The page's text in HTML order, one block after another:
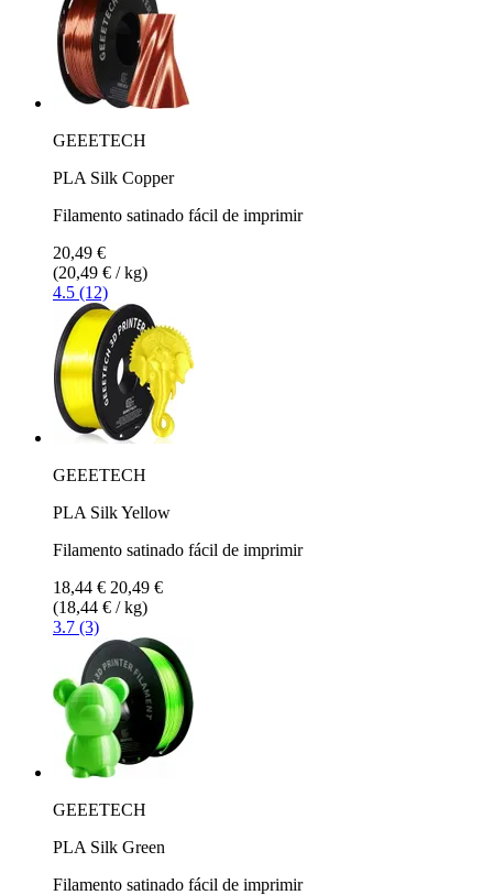
GEEETECH
PLA Silk Copper
Filamento satinado fácil de imprimir
20,49 €
(20,49 € / kg)
4.5 (12)
GEEETECH
PLA Silk Yellow
Filamento satinado fácil de imprimir
18,44 € 20,49 €
(18,44 € / kg)
3.7 (3)
GEEETECH
PLA Silk Green
Filamento satinado fácil de imprimir